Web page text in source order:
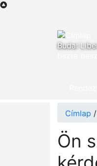
Ugrás
Budai
Címlap /
Ön